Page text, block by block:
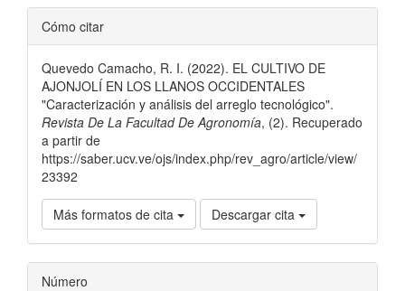
Detalles
del
artículo
Cómo citar
Quevedo Camacho, R. I. (2022). EL CULTIVO DE
AJONJOLÍ EN LOS LLANOS OCCIDENTALES
"Caracterización y análisis del arreglo tecnológico".
Revista De La Facultad De Agronomía, (2). Recuperado
a partir de
https://saber.ucv.ve/ojs/index.php/rev_agro/article/view/
23392
Más formatos de cita Descargar cita
Número